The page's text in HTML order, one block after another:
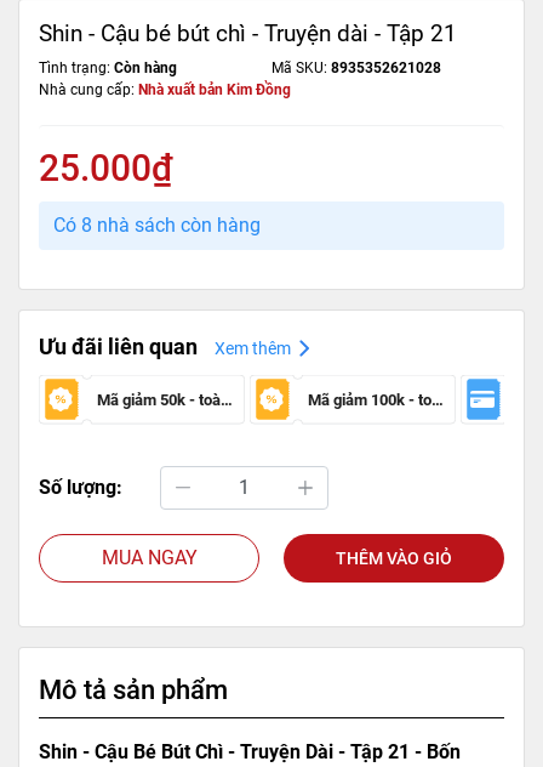
Shin - Cậu bé bút chì - Truyện dài - Tập 21
Tình trạng: Còn hàng Mã SKU: 8935352621028
Nhà cung cấp: Nhà xuất bản Kim Đồng
25.000₫
Có 8 nhà sách còn hàng
Ưu đãi liên quan Xem thêm
Mã giảm 50k - toàn sàn Mã giảm 100k - toàn sàn
Số lượng:
MUA NGAY THÊM VÀO GIỎ
Mô tả sản phẩm
Shin - Cậu Bé Bút Chì - Truyện Dài - Tập 21 - Bốn